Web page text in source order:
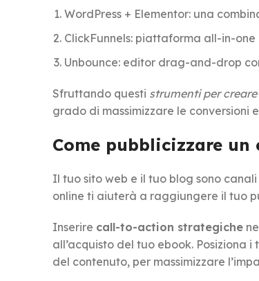
WordPress + Elementor: una
ClickFunnels: piattaforma all-in-
Unbounce: editor drag-and-drop
Sfruttando questi strumenti per
grado di massimizzare le conversioni
Come pubblicizzare
Il tuo sito web e il tuo blog sono
online ti aiuterà a raggiungere il tuo
Inserire call-to-action strategiche
all’acquisto del tuo ebook. Posiziona
del contenuto, per massimizzare